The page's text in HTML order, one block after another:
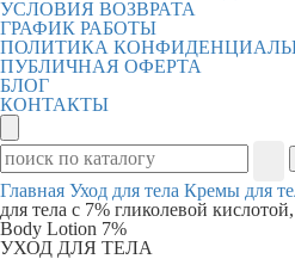
УСЛОВИЯ ВОЗВРАТА
ГРАФИК РАБОТЫ
ПОЛИТИКА
ПУБЛИЧНАЯ ОФЕРТА
БЛОГ
КОНТАКТЫ
Главная Уход для тела Кремы для
для тела с 7% гликолевой
Body Lotion 7%
УХОД ДЛЯ ТЕЛА